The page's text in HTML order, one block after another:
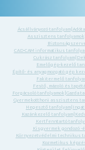
Ácsállványozó tanfolyam|
Asszisztens tanfolyamok
CAD-CAM informatikus
Cukrász tanfolyam|
Emelőgép-kezelő
Építő- és anyagmozgató gép
Fakitermelő
Festő, mázoló és
Forgácsoló tanfolyamok Gazda
Gyermekotthoni asszisztens
Hegesztő tanfolyam
Kazánkezelő tanfolyam|
Kertfenntartó
Kisgyermek gondozó -
Környezetvédelmi technikus
Kozmetikus